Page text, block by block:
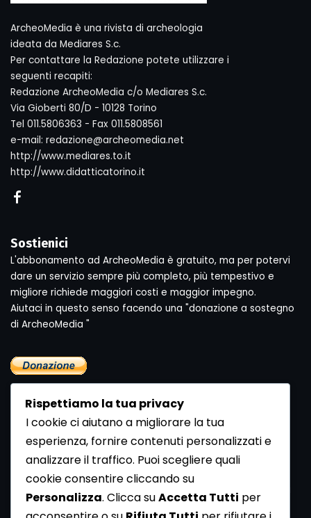
ArcheoMedia è una rivista di archeologia
ideata da Mediares S.c.
Per contattare la Redazione potete utilizzare i
seguenti recapiti:
Redazione ArcheoMedia c/o Mediares S.c.
Via Gioberti 80/D - 10128 Torino
Tel 011.5806363 - Fax 011.5808561
e-mail: redazione@archeomedia.net
http://www.mediares.to.it
http://www.didatticatorino.it
Sostienici
L'abbonamento ad ArcheoMedia è gratuito, ma per potervi
dare un servizio sempre più completo, più tempestivo e
migliore richiede maggiori costi e maggior impegno.
Aiutaci in questo senso facendo una "donazione a sostegno
di ArcheoMedia "
Newsletter
Se vuoi ricevere la Rivista gratuita di archeologia realizzata
dalla Redazione di ArcheoMedia iscriviti alla nostra
Rispettiamo la tua privacy
I cookie ci aiutano a migliorare la tua
esperienza, fornire contenuti personalizzati e
analizzare il traffico. Puoi scegliere quali
cookie consentire cliccando su
Personalizza. Clicca suAccetta Tutti per